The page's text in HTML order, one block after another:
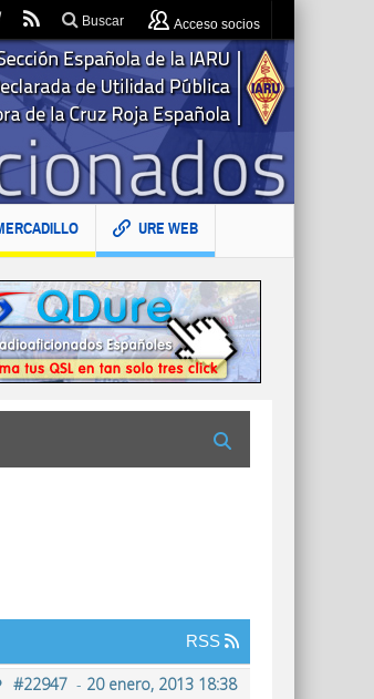
Buscar Acceso socios
URE WEB
RSS
#22947 - 20 enero, 2013 18:38